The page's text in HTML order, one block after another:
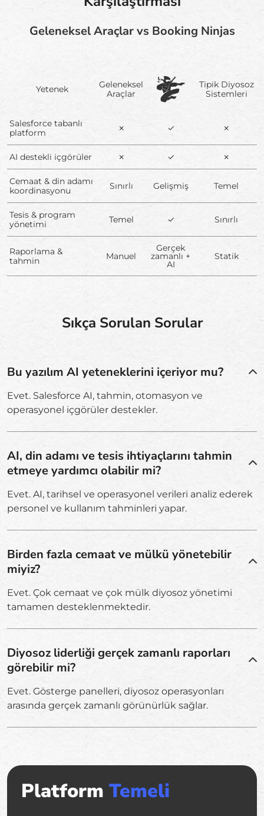
Geleneksel Araçlar vs Booking Ninjas
Yetenek
Geleneksel
Araçlar
Tipik Diyosoz
Sistemleri
Salesforce tabanlı
platform
✗ ✓ ✗
AI destekli içgörüler ✗ ✓ ✗
Cemaat & din adamı
koordinasyonu
Sınırlı Gelişmiş Temel
Tesis & program
yönetimi
Temel ✓ Sınırlı
Raporlama &
tahmin
Manuel
Gerçek
zamanlı +
AI
Statik
Sıkça Sorulan Sorular
Bu yazılım AI yeteneklerini içeriyor mu?
Evet. Salesforce AI, tahmin, otomasyon ve
operasyonel içgörüler destekler.
AI, din adamı ve tesis ihtiyaçlarını tahmin
etmeye yardımcı olabilir mi?
Evet. AI, tarihsel ve operasyonel verileri analiz ederek
personel ve kullanım tahminleri yapar.
Birden fazla cemaat ve mülkü yönetebilir
miyiz?
Evet. Çok cemaat ve çok mülk diyosoz yönetimi
tamamen desteklenmektedir.
Diyosoz liderliği gerçek zamanlı raporları
görebilir mi?
Evet. Gösterge panelleri, diyosoz operasyonları
arasında gerçek zamanlı görünürlük sağlar.
Platform Temeli